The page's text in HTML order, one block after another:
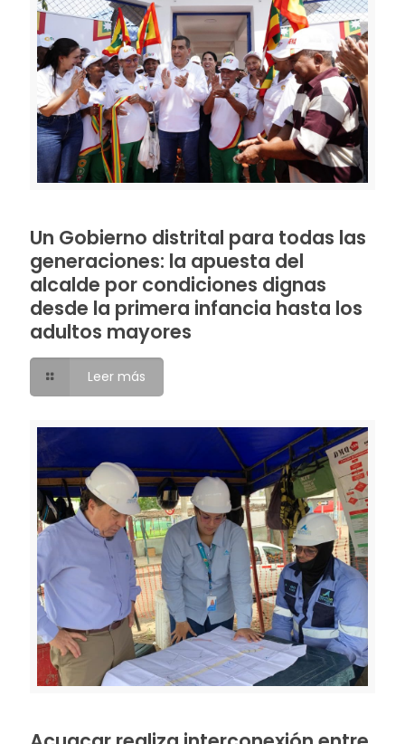
Un Gobierno distrital para todas las
generaciones: la apuesta del
alcalde por condiciones dignas
desde la primera infancia hasta los
adultos mayores
Leer más